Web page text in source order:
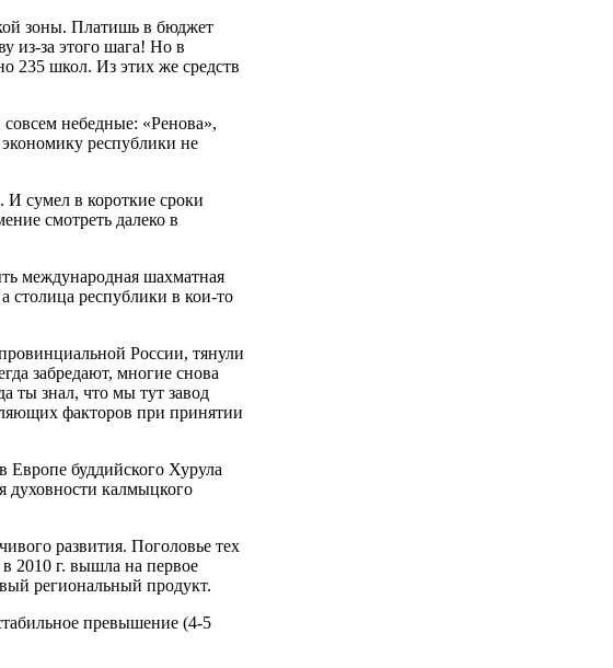
зоны. Платишь в бюджет
из-за этого шага! Но в
235 школ. Из этих же средств
небедные: «Ренова»,
республики не
сумел в короткие сроки
смотреть далеко в
международная шахматная
республики в кои-то
России, тянули
забредают, многие снова
ты знал, что мы тут завод
факторов при принятии
Европе буддийского Хурула
духовности калмыцкого
развития. Поголовье тех
2010 г. вышла на первое
региональный продукт.
превышение (4-5